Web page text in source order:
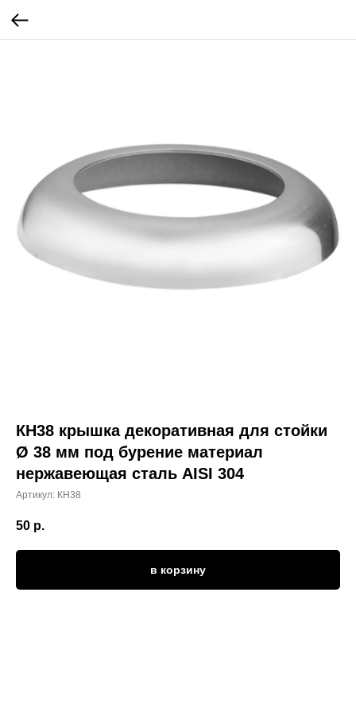
КН38 крышка декоративная для стойки
Ø 38 мм под бурение материал
нержавеющая сталь AISI 304
Артикул: КН38
50 р.
в корзину